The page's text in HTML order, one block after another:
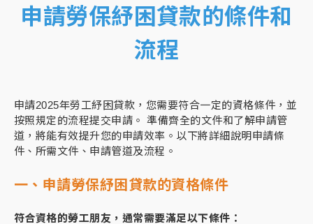
申請勞保紓困貸款的條件和
流程
申請2025年勞工紓困貸款，您需要符合一定的資格條件，並
按照規定的流程提交申請。 準備齊全的文件和了解申請管
道，將能有效提升您的申請效率。以下將詳細說明申請條
件、所需文件、申請管道及流程。
一、申請勞保紓困貸款的資格條件
符合資格的勞工朋友，通常需要滿足以下條件：